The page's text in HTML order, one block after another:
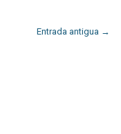
Entrada antigua →